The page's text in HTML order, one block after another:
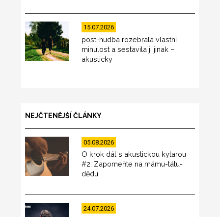
15.07.2026
post-hudba rozebrala vlastní
minulost a sestavila ji jinak –
akusticky
NEJČTENĚJŠÍ ČLÁNKY
05.08.2026
O krok dál s akustickou kytarou
#2: Zapomeňte na mámu-tátu-
dědu
24.07.2026